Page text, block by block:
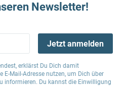
Newsletter!
Jetzt anmelden
erklärst Du Dich damit
E-Mail-Adresse nutzen, um Dich über
informieren. Du kannst die Einwilligung